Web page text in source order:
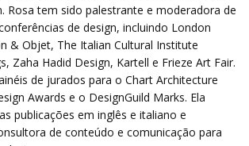
Rosa tem sido palestrante e moderadora de
de design, incluindo London
& Objet, The Italian Cultural Institute
Zaha Hadid Design, Kartell e Frieze Art Fair.
de jurados para o Chart Architecture
Awards e o DesignGuild Marks. Ela
publicações em inglês e italiano e
de conteúdo e comunicação para